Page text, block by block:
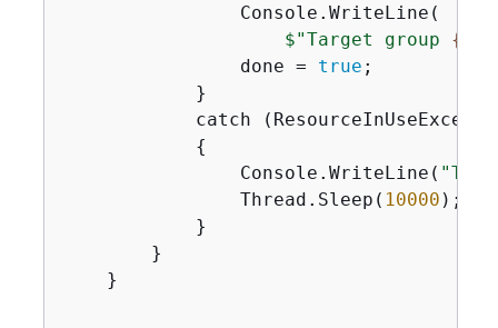
                Console.WriteLine(
$"Target group {
                done =
true ;
            }
catch
{
                Console.WriteLine(
                Thread.Sleep(
10000 );
            }
        }
    }